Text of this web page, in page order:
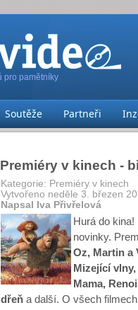
pro pamětníky
Soutěže Partneři
Premiéry v kinech -
Kategorie: Premiéry v kinech
Vytvořeno neděle 3. březen
Napsal Iva Přivřelová
Hurá do
novinky.
Oz, Martin a
Mizející
Mama,
dřeňa další. O všech